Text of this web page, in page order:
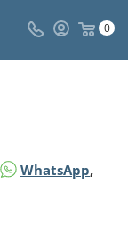
0
WhatsApp,